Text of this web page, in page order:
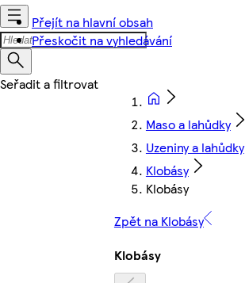
Přejít na hlavní obsah
Přeskočit na vyhledávání
Maso a lahůdky
Uzeniny a lahůdky
Klobásy
Klobásy
Zpět na Klobásy
Klobásy